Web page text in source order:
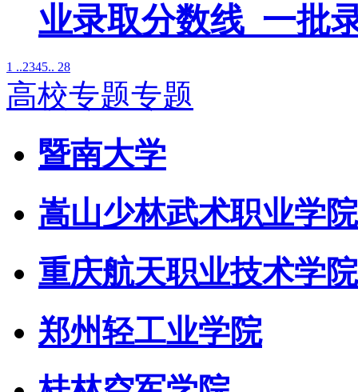
业录取分数线_一批
1 ..2345.. 28
高校专题专题
暨南大学
嵩山少林武术职业学院
重庆航天职业技术学院
郑州轻工业学院